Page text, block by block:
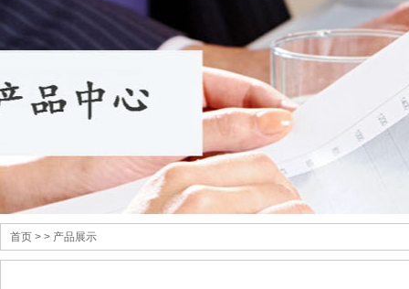
首页 > > 产品展示